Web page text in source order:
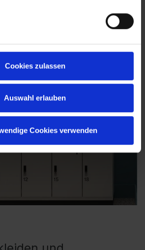
Cookies zulassen
Auswahl erlauben
Cookies verwenden